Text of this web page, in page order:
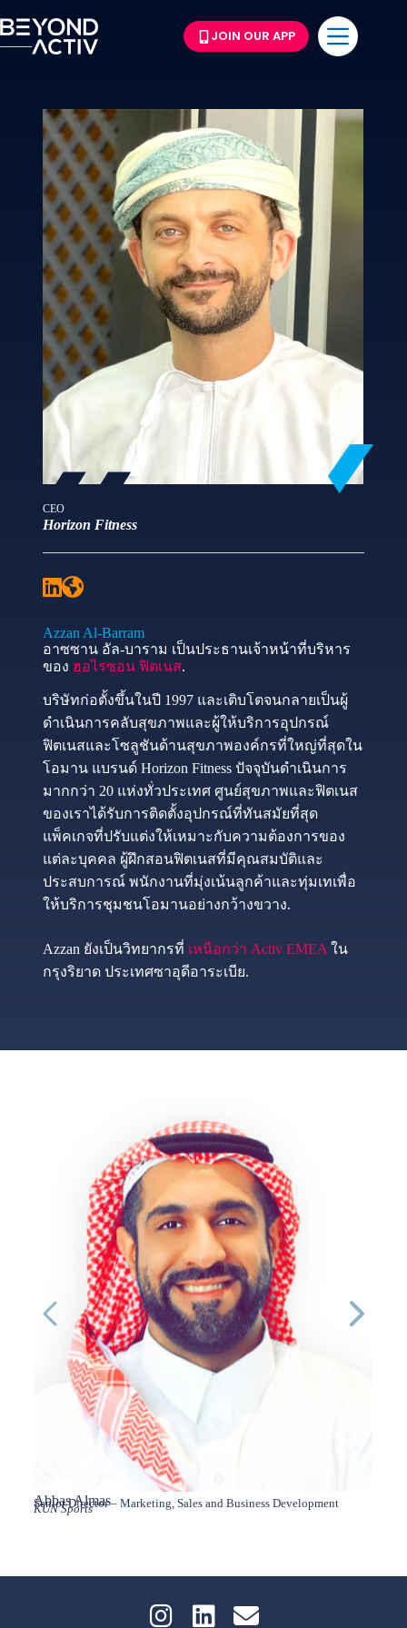
JOIN OUR APP
CEO
Horizon Fitness
Azzan Al-Barram
อาซซาน อัล-บาราม เป็นประธานเจ้าหน้าที่บริหาร
ของ ฮอไรซอน ฟิตเนส.
บริษัทก่อตั้งขึ้นในปี 1997 และเติบโตจนกลายเป็นผู้
ดำเนินการคลับสุขภาพและผู้ให้บริการอุปกรณ์
ฟิตเนสและโซลูชันด้านสุขภาพองค์กรที่ใหญ่ที่สุดใน
โอมาน แบรนด์ Horizon Fitness ปัจจุบันดำเนินการ
มากกว่า 20 แห่งทั่วประเทศ ศูนย์สุขภาพและฟิตเนส
ของเราได้รับการติดตั้งอุปกรณ์ที่ทันสมัยที่สุด
แพ็คเกจที่ปรับแต่งให้เหมาะกับความต้องการของ
แต่ละบุคคล ผู้ฝึกสอนฟิตเนสที่มีคุณสมบัติและ
ประสบการณ์ พนักงานที่มุ่งเน้นลูกค้าและทุ่มเทเพื่อ
ให้บริการชุมชนโอมานอย่างกว้างขวาง.
Azzan ยังเป็นวิทยากรที่ เหนือกว่า Activ EMEA ใน
กรุงริยาด ประเทศซาอุดีอาระเบีย.
Abbas Almas
Senior Director – Marketing, Sales and Business Development
KUN Sports